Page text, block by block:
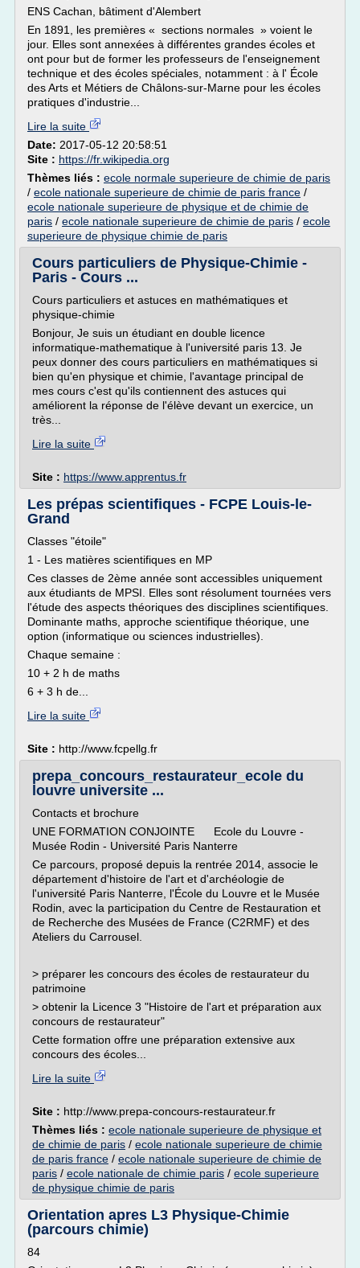
ENS Cachan, bâtiment d'Alembert
En 1891, les premières « sections normales » voient le
jour. Elles sont annexées à différentes grandes écoles et
ont pour but de former les professeurs de l'enseignement
technique et des écoles spéciales, notamment : à l' École
des Arts et Métiers de Châlons-sur-Marne pour les écoles
pratiques d'industrie...
Lire la suite
Date: 2017-05-12 20:58:51
Site : https://fr.wikipedia.org
Thèmes liés : ecole normale superieure de chimie de paris
/ ecole nationale superieure de chimie de paris france /
ecole nationale superieure de physique et de chimie de
paris / ecole nationale superieure de chimie de paris / ecole
superieure de physique chimie de paris
Cours particuliers de Physique-Chimie -
Paris - Cours ...
Cours particuliers et astuces en mathématiques et
physique-chimie
Bonjour, Je suis un étudiant en double licence
informatique-mathematique à l'université paris 13. Je
peux donner des cours particuliers en mathématiques si
bien qu'en physique et chimie, l'avantage principal de
mes cours c'est qu'ils contiennent des astuces qui
améliorent la réponse de l'élève devant un exercice, un
très...
Lire la suite
Site : https://www.apprentus.fr
Les prépas scientifiques - FCPE Louis-le-
Grand
Classes "étoile"
1 - Les matières scientifiques en MP
Ces classes de 2ème année sont accessibles uniquement
aux étudiants de MPSI. Elles sont résolument tournées vers
l'étude des aspects théoriques des disciplines scientifiques.
Dominante maths, approche scientifique théorique, une
option (informatique ou sciences industrielles).
Chaque semaine :
10 + 2 h de maths
6 + 3 h de...
Lire la suite
Site : http://www.fcpellg.fr
prepa_concours_restaurateur_ecole du
louvre universite ...
Contacts et brochure
UNE FORMATION CONJOINTE Ecole du Louvre -
Musée Rodin - Université Paris Nanterre
Ce parcours, proposé depuis la rentrée 2014, associe le
département d'histoire de l'art et d'archéologie de
l'université Paris Nanterre, l'École du Louvre et le Musée
Rodin, avec la participation du Centre de Restauration et
de Recherche des Musées de France (C2RMF) et des
Ateliers du Carrousel.
> préparer les concours des écoles de restaurateur du
patrimoine
> obtenir la Licence 3 "Histoire de l'art et préparation aux
concours de restaurateur"
Cette formation offre une préparation extensive aux
concours des écoles...
Lire la suite
Site : http://www.prepa-concours-restaurateur.fr
Thèmes liés : ecole nationale superieure de physique et
de chimie de paris / ecole nationale superieure de chimie
de paris france / ecole nationale superieure de chimie de
paris / ecole nationale de chimie paris / ecole superieure
de physique chimie de paris
Orientation apres L3 Physique-Chimie
(parcours chimie)
84